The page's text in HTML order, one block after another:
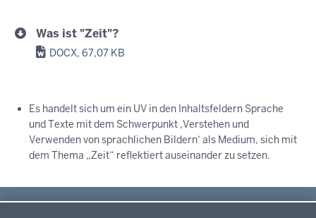
Was ist "Zeit"?
DOCX, 67,07 KB
Es handelt sich um ein UV in den Inhaltsfeldern Sprache
und Texte mit dem Schwerpunkt ‚Verstehen und
Verwenden von sprachlichen Bildern‘ als Medium, sich mit
dem Thema „Zeit“ reflektiert auseinander zu setzen.